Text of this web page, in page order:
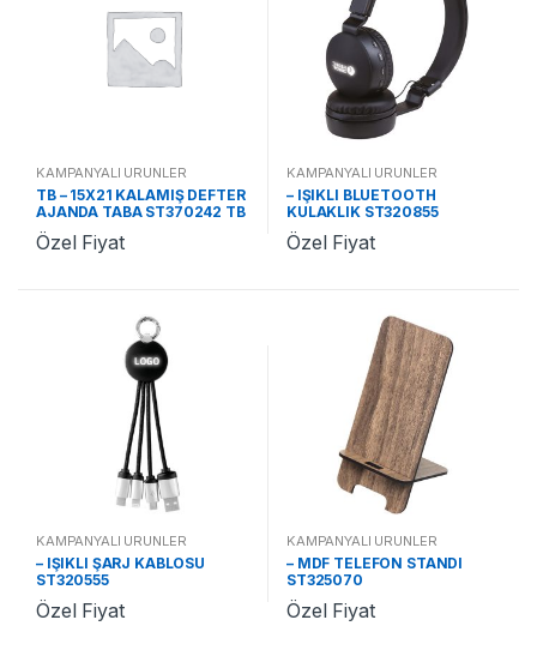
KAMPANYALI ÜRÜNLER
TB – 15X21 KALAMIŞ DEFTER
AJANDA TABA ST370242 TB
Özel Fiyat
KAMPANYALI ÜRÜNLER
– IŞIKLI BLUETOOTH
KULAKLIK ST320855
Özel Fiyat
KAMPANYALI ÜRÜNLER
– IŞIKLI ŞARJ KABLOSU
ST320555
Özel Fiyat
KAMPANYALI ÜRÜNLER
– MDF TELEFON STANDI
ST325070
Özel Fiyat